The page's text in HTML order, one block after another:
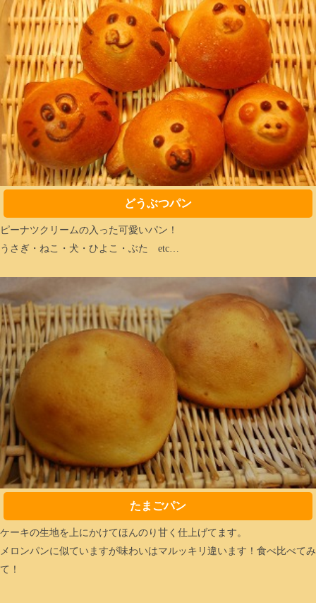
どうぶつパン
ピーナツクリームの入った可愛いパン！
うさぎ・ねこ・犬・ひよこ・ぶた etc…
たまごパン
ケーキの生地を上にかけてほんのり甘く仕上げてます。
メロンパンに似ていますが味わいはマルッキリ違います！食べ比べてみ
て！